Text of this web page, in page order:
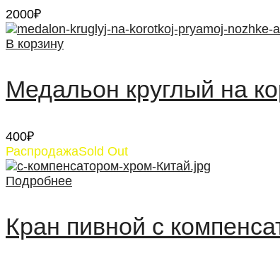
2000₽
В корзину
Медальон круглый на
400₽
РаспродажаSold Out
Подробнее
Кран пивной с